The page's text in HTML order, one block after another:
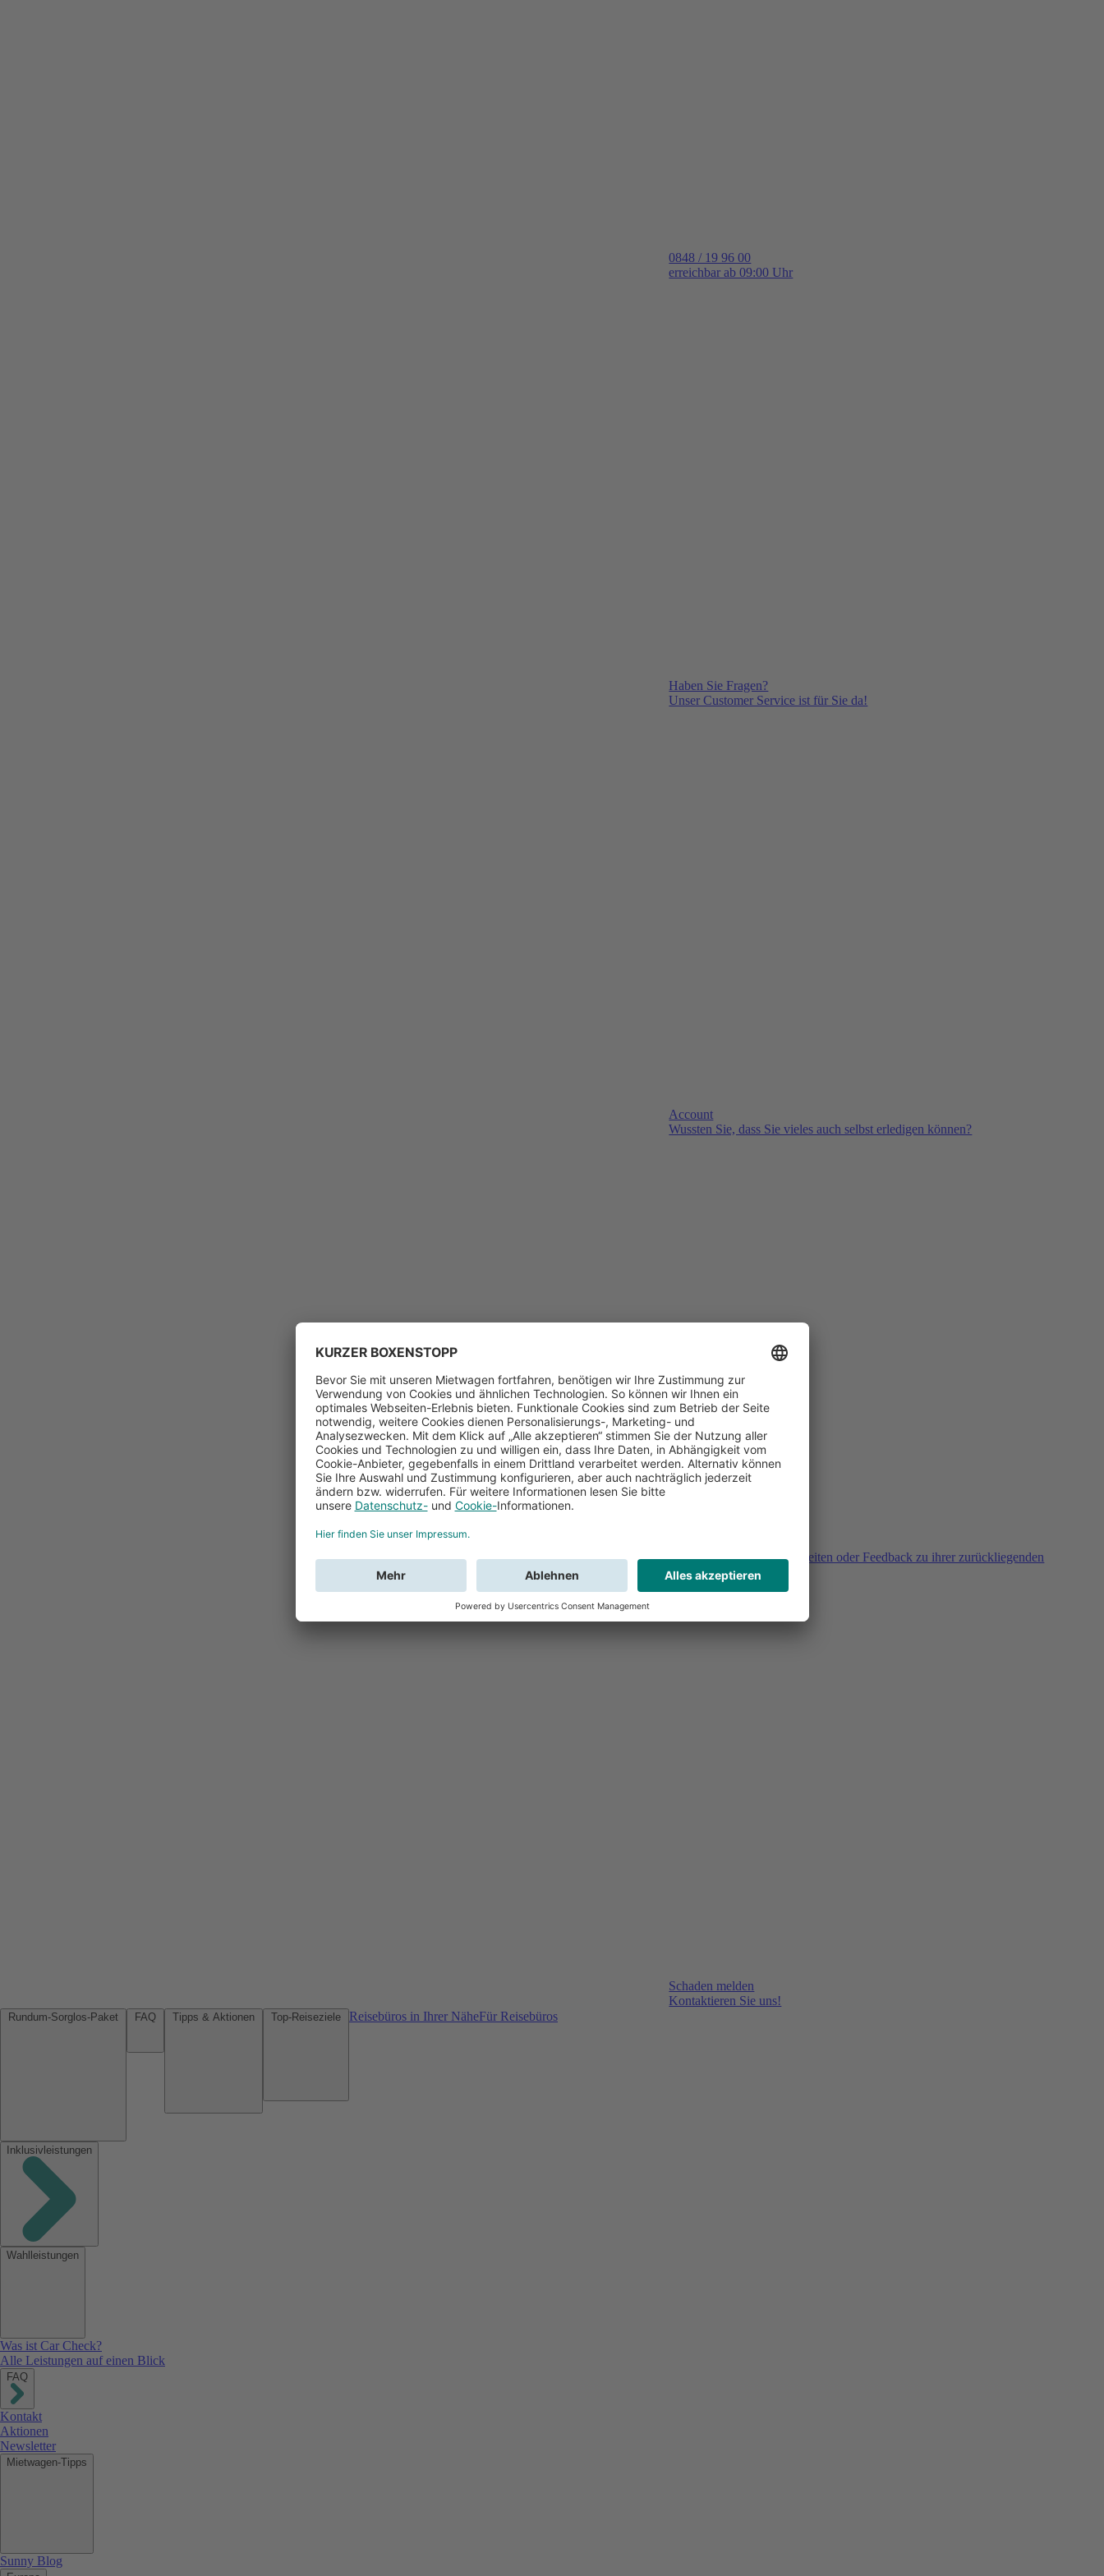
0848 / 19 96 00
erreichbar ab 09:00 Uhr
Haben Sie Fragen?
Unser Customer Service ist für Sie da!
Account
Wussten Sie, dass Sie vieles auch selbst erledigen können?
Sie haben Fragen, Unklarheiten oder Feedback zu ihrer zurückliegenden
Buchung?
Schaden melden
Kontaktieren Sie uns!
Reisebüros in Ihrer NäheFür Reisebüros
Inklusivleistungen
Wahlleistungen
Was ist Car Check?
Alle Leistungen auf einen Blick
FAQ
Kontakt
Aktionen
Newsletter
Mietwagen-Tipps
Sunny Blog